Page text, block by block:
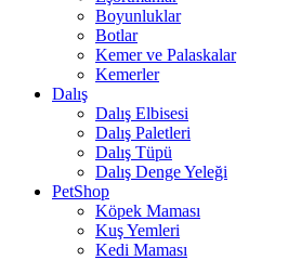
Boyunluklar
Botlar
Kemer ve Palaskalar
Kemerler
Dalış
Dalış Elbisesi
Dalış Paletleri
Dalış Tüpü
Dalış Denge Yeleği
PetShop
Köpek Maması
Kuş Yemleri
Kedi Maması